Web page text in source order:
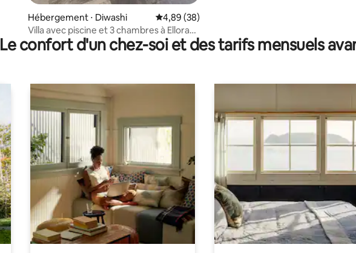
Hébergement ⋅ Diwashi Évaluation moyenne sur la base de 38
4,89 (38)
Villa avec piscine et 3 chambres à Ellora
Caves
Le confort d'un chez-soi et des tarifs mensuels